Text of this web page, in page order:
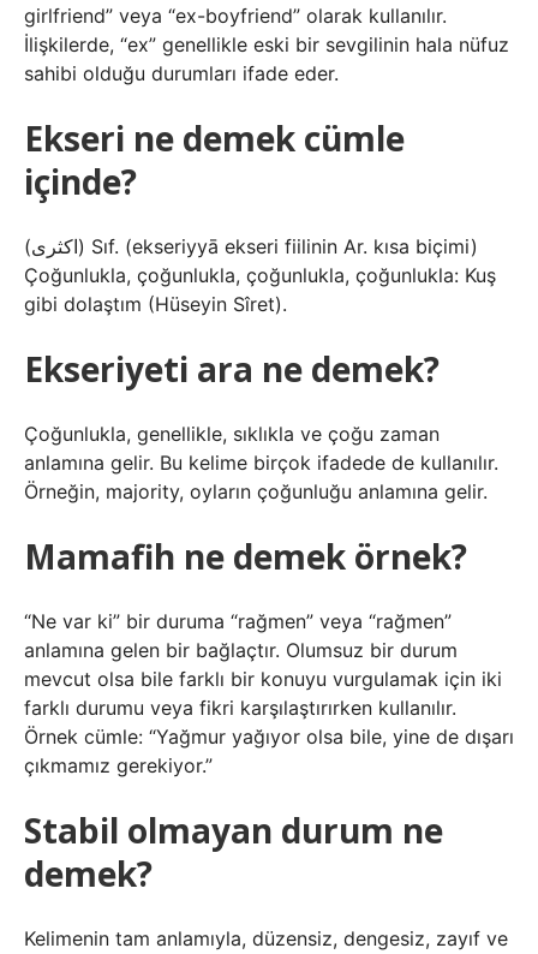
girlfriend” veya “ex-boyfriend” olarak kullanılır.
İlişkilerde, “ex” genellikle eski bir sevgilinin hala nüfuz
sahibi olduğu durumları ifade eder.
Ekseri ne demek cümle
içinde?
(ﺍﻛﺜﺮﻯ) Sıf. (ekѕeriyyā ekѕerі fiilinin Ar. kısa biçimi)
Çoğunlukla, çoğunlukla, çoğunlukla, çoğunlukla: Kuş
gibi dolaştım (Hüseyin Sîret).
Ekseriyeti ara ne demek?
Çoğunlukla, genellikle, sıklıkla ve çoğu zaman
anlamına gelir. Bu kelime birçok ifadede de kullanılır.
Örneğin, majority, oyların çoğunluğu anlamına gelir.
Mamafih ne demek örnek?
“Ne var ki” bir duruma “rağmen” veya “rağmen”
anlamına gelen bir bağlaçtır. Olumsuz bir durum
mevcut olsa bile farklı bir konuyu vurgulamak için iki
farklı durumu veya fikri karşılaştırırken kullanılır.
Örnek cümle: “Yağmur yağıyor olsa bile, yine de dışarı
çıkmamız gerekiyor.”
Stabil olmayan durum ne
demek?
Kelimenin tam anlamıyla, düzensiz, dengesiz, zayıf ve